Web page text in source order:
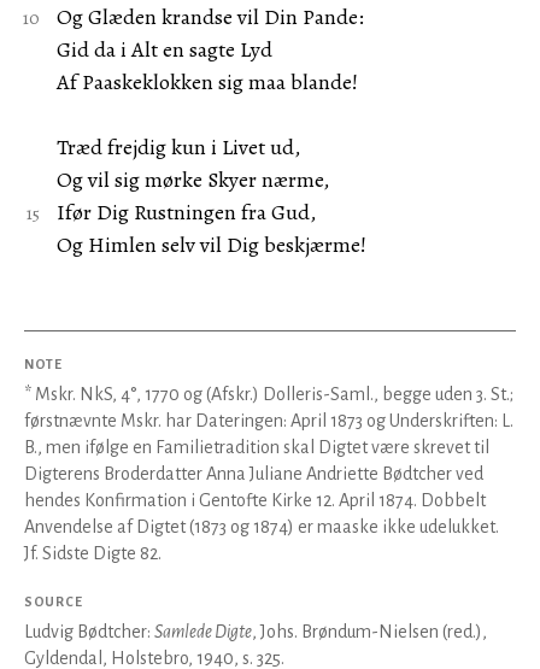
Og Glæden krandse vil Din Pande:
Gid da i Alt en sagte Lyd
Af Paaskeklokken sig maa blande!
Træd frejdig kun i Livet ud,
Og vil sig mørke Skyer nærme,
Ifør Dig Rustningen fra Gud,
Og Himlen selv vil Dig beskjærme!
NOTE
* Mskr. NkS, 4°, 1770 og (Afskr.) Dolleris-Saml., begge uden 3. St.;
førstnævnte Mskr. har Dateringen: April 1873 og Underskriften: L.
B., men ifølge en Familietradition skal Digtet være skrevet til
Digterens Broderdatter Anna Juliane Andriette Bødtcher ved
hendes Konfirmation i Gentofte Kirke 12. April 1874. Dobbelt
Anvendelse af Digtet (1873 og 1874) er maaske ikke udelukket.
Jf. Sidste Digte 82.
SOURCE
Ludvig Bødtcher: Samlede Digte, Johs. Brøndum-Nielsen (red.),
Gyldendal, Holstebro, 1940, s. 325.